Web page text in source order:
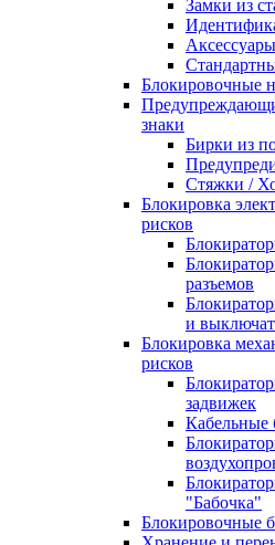
Замки из
Аксессуары
Блокировочные
знаки
Бирки из
Стяжки /
Блокировка
рисков
разъемов
и
Блокировка
рисков
задвижек
Кабельные
"Бабочка"
Блокировочные